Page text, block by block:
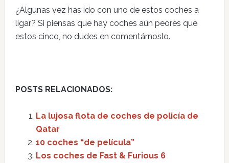
¿Algunas vez has ido con uno de estos coches a
ligar? Si piensas que hay coches aún peores que
estos cinco, no dudes en comentárnoslo.
POSTS RELACIONADOS:
La lujosa flota de coches de policía de
Qatar
10 coches “de película”
Los coches de Fast & Furious 6